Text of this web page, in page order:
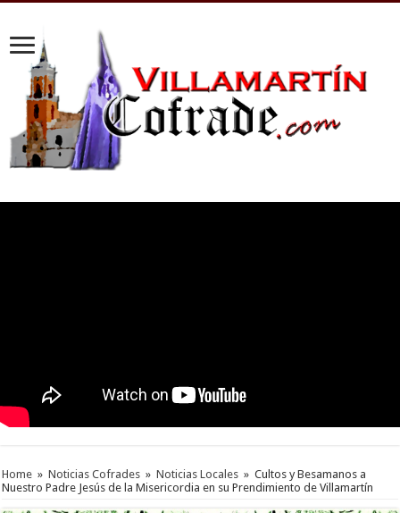
Home » Noticias Cofrades » Noticias Locales » Cultos y Besamanos a
Nuestro Padre Jesús de la Misericordia en su Prendimiento de Villamartín